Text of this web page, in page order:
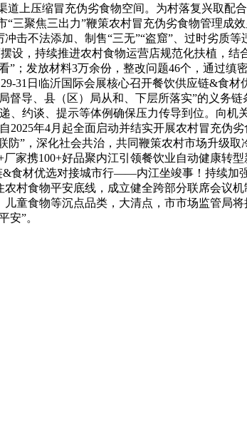
上压缩冒充伪劣食物空间。为村落复兴取配
三聚焦三出力”鞭策农村冒充伪劣食物管理成
不法添加、制售“三无”“盗窟”、过时劣质等
设，持续推进农村食物运营店规范化扶植，
；发放材料3万余份，整改问题46个，通过缜
31日临沂国际会展核心召开餐饮供应链&食
导、县（区）局从和、下层所落实”的义务
、约谈、提示等体例确保压力传导到位。向机
年4月起全面启动并结实开展农村冒充伪
”，深化社会共治，共同鞭策农村市场升级
家携100+好品聚内江引领餐饮业自动健康转
&食材优选对接城市行——内江坐竣事！持续加
村食物平安底线，成立健全跨部分联席会议
童食物等沉点品类，大清点，市市场监管局
安”。